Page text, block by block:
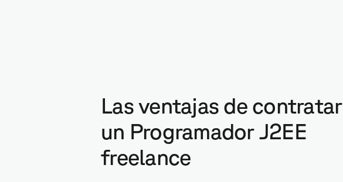
Las ventajas de contratar
un Programador J2EE
freelance